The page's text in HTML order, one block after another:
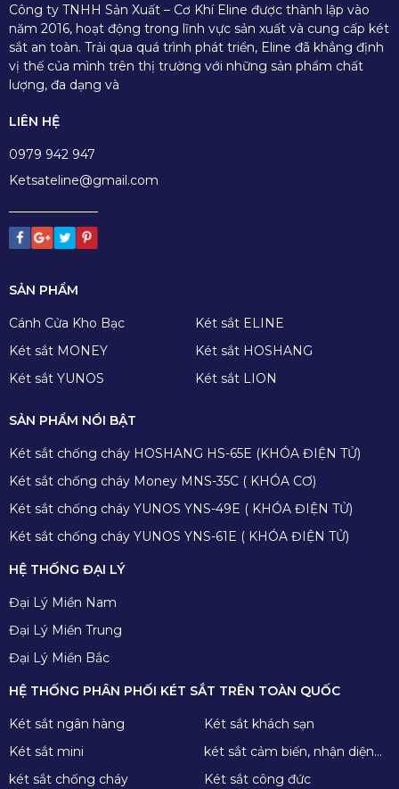
Công ty TNHH Sản Xuất – Cơ Khí Eline được thành lập vào
năm 2016, hoạt động trong lĩnh vực sản xuất và cung cấp két
sắt an toàn. Trải qua quá trình phát triển, Eline đã khẳng định
vị thế của mình trên thị trường với những sản phẩm chất
lượng, đa dạng và
LIÊN HỆ
0979 942 947
Ketsateline@gmail.com
SẢN PHẨM
Cánh Cửa Kho Bạc
Két sắt ELINE
Két sắt MONEY
Két sắt HOSHANG
Két sắt YUNOS
Két sắt LION
SẢN PHẨM NỔI BẬT
Két sắt chống cháy HOSHANG HS-65E (KHÓA ĐIỆN TỬ)
Két sắt chống cháy Money MNS-35C ( KHÓA CƠ)
Két sắt chống cháy YUNOS YNS-49E ( KHÓA ĐIỆN TỬ)
Két sắt chống cháy YUNOS YNS-61E ( KHÓA ĐIỆN TỬ)
HỆ THỐNG ĐẠI LÝ
Đại Lý Miền Nam
Đại Lý Miền Trung
Đại Lý Miền Bắc
HỆ THỐNG PHÂN PHỐI KÉT SẮT TRÊN TOÀN QUỐC
Két sắt ngân hàng
Két sắt khách sạn
Két sắt mini
két sắt cảm biến, nhận diện
khuôn mặt
két sắt chống cháy Két sắt công đức